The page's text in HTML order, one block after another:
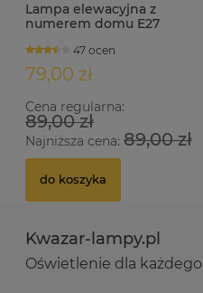
Lampa elewacyjna z
numerem domu E27
47 ocen
79,00 zł
Cena regularna:
89,00 zł
Najniższa cena: 89,00 zł
do koszyka
Kwazar-lampy.pl
Oświetlenie dla każdego